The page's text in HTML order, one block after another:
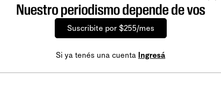
Nuestro periodismo depende de vos
Suscribite por $255/mes
Si ya tenés una cuenta Ingresá